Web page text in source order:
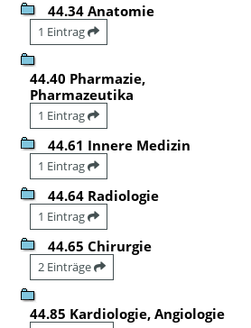
44.34 Anatomie
1 Eintrag
44.40 Pharmazie,
Pharmazeutika
1 Eintrag
44.61 Innere Medizin
1 Eintrag
44.64 Radiologie
1 Eintrag
44.65 Chirurgie
2 Einträge
44.85 Kardiologie, Angiologie